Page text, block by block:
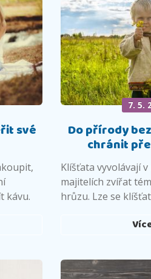
své
kávu.
7. 5.
Do přírody
chránit
Klíšťata vyvolávají
majitelích zvířat
hrůzu. Lze se